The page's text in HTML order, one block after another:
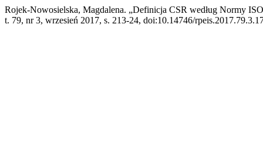
Rojek-Nowosielska, Magdalena. „Definicja CSR według Normy
t. 79, nr 3, wrzesień 2017, s. 213-24, doi:10.14746/